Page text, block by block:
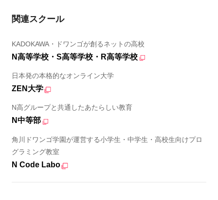
関連スクール
KADOKAWA・ドワンゴが創るネットの高校
N高等学校・S高等学校・R高等学校
日本発の本格的なオンライン大学
ZEN大学
N高グループと共通したあたらしい教育
N中等部
角川ドワンゴ学園が運営する小学生・中学生・高校生向けプロ
グラミング教室
N Code Labo